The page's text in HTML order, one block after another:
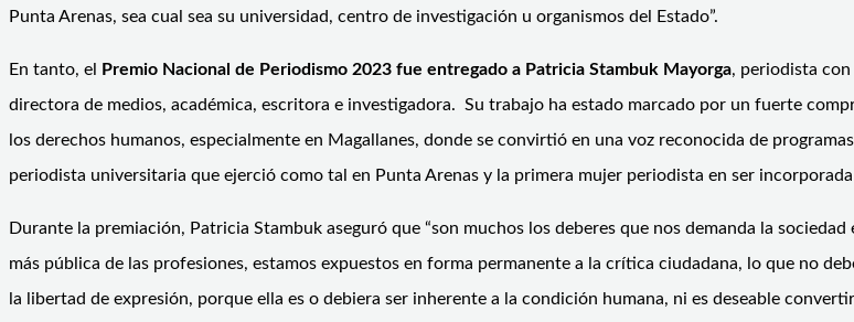
Punta Arenas, sea cual sea su universidad, centro de investigación u organismos del Estado”.
En tanto, el Premio Nacional de Periodismo 2023 fue entregado a Patricia Stambuk Mayorga, periodista
directora de medios, académica, escritora e investigadora. Su trabajo ha estado marcado por un fuerte
los derechos humanos, especialmente en Magallanes, donde se convirtió en una voz reconocida de
periodista universitaria que ejerció como tal en Punta Arenas y la primera mujer periodista en ser
Durante la premiación, Patricia Stambuk aseguró que “son muchos los deberes que nos demanda la
más pública de las profesiones, estamos expuestos en forma permanente a la crítica ciudadana, lo que no
la libertad de expresión, porque ella es o debiera ser inherente a la condición humana, ni es deseable